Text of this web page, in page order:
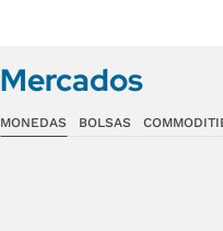
Mercados
MONEDAS BOLSAS